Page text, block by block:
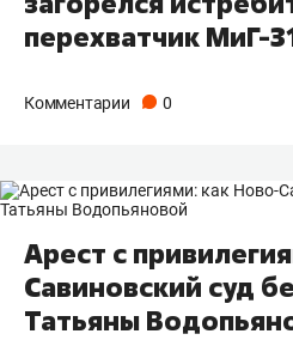
перехватчик МиГ-
Комментарии 0
Арест с
Савиновский суд
Татьяны